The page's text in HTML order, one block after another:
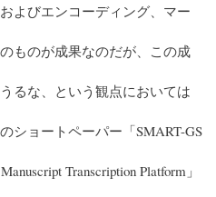
よびエンコーディング、マー
ものが成果なのだが、この成
るな、という観点においては
ショートペーパー「SMART-GS
Transcription Platform」